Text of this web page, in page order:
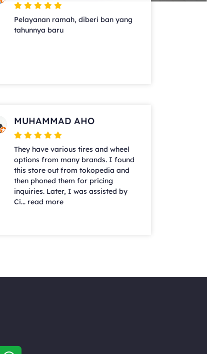
Pelayanan ramah, diberi ban yang
tahunnya baru
MUHAMMAD AHO
They have various tires and wheel
options from many brands. I found
this store out from tokopedia and
then phoned them for pricing
inquiries. Later, I was assisted by
Ci... read more